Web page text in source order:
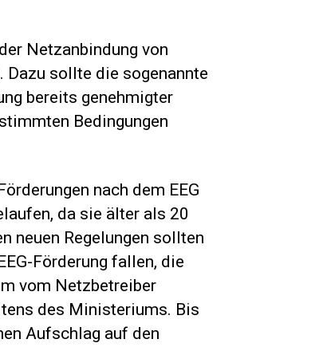
Netzanbindung von
Dazu sollte die sogenannte
bereits genehmigter
Bedingungen
nach dem EEG
da sie älter als 20
neuen Regelungen sollten
Förderung fallen, die
vom Netzbetreiber
des Ministeriums. Bis
Aufschlag auf den